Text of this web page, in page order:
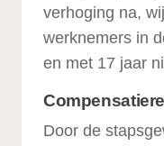
verhoging na,
werknemers in
en met 17 jaar
Door de